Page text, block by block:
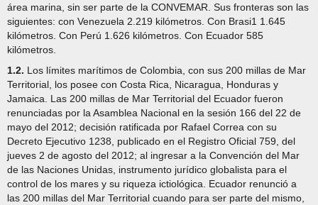
área marina, sin ser parte de la CONVEMAR. Sus fronteras son las
siguientes: con Venezuela 2.219 kilómetros. Con Brasi1 1.645
kilómetros. Con Perú 1.626 kilómetros. Con Ecuador 585
kilómetros.
1.2. Los límites marítimos de Colombia, con sus 200 millas de Mar
Territorial, los posee con Costa Rica, Nicaragua, Honduras y
Jamaica. Las 200 millas de Mar Territorial del Ecuador fueron
renunciadas por la Asamblea Nacional en la sesión 166 del 22 de
mayo del 2012; decisión ratificada por Rafael Correa con su
Decreto Ejecutivo 1238, publicado en el Registro Oficial 759, del
jueves 2 de agosto del 2012; al ingresar a la Convención del Mar
de las Naciones Unidas, instrumento jurídico globalista para el
control de los mares y su riqueza ictiológica. Ecuador renunció a
las 200 millas del Mar Territorial cuando para ser parte del mismo,